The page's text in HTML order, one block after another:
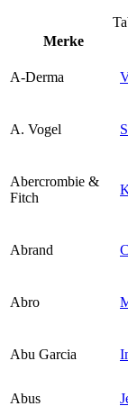
Praktisk
Ledige
Finn frem
Merke
A-Derma
A. Vogel
Abercrombie &
Fitch
Abrand
Abro
Abu Garcia
Abus